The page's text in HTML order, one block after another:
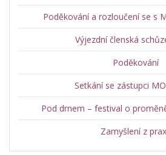
Poděkování a rozloučení se s
Výjezdní členská
Poděkování
Setkání se zástupci
Pod drnem – festival o
Zamyšlení z